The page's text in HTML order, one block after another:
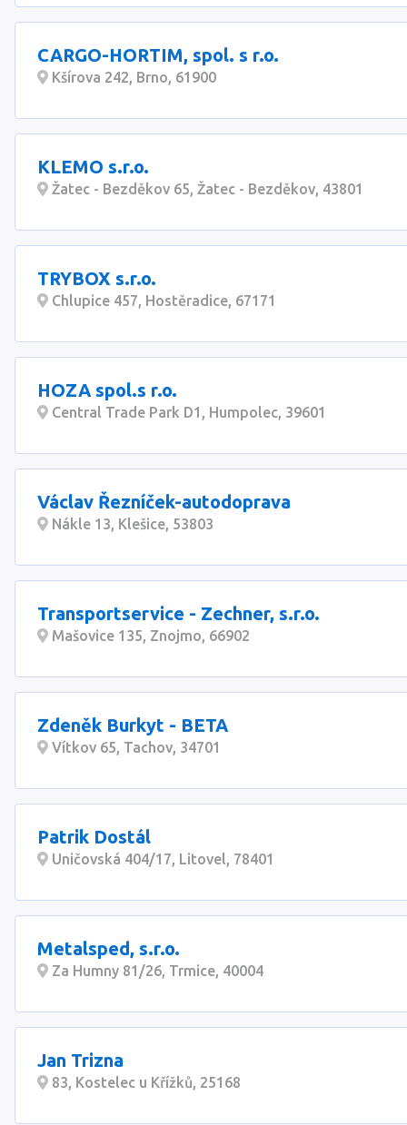
CARGO-HORTIM, spol. s r.o.
Kšírova 242, Brno, 61900
KLEMO s.r.o.
Žatec - Bezděkov 65, Žatec - Bezděkov, 43801
TRYBOX s.r.o.
Chlupice 457, Hostěradice, 67171
HOZA spol.s r.o.
Central Trade Park D1, Humpolec, 39601
Václav Řezníček-autodoprava
Nákle 13, Klešice, 53803
Transportservice - Zechner, s.r.o.
Mašovice 135, Znojmo, 66902
Zdeněk Burkyt - BETA
Vítkov 65, Tachov, 34701
Patrik Dostál
Uničovská 404/17, Litovel, 78401
Metalsped, s.r.o.
Za Humny 81/26, Trmice, 40004
Jan Trizna
83, Kostelec u Křížků, 25168